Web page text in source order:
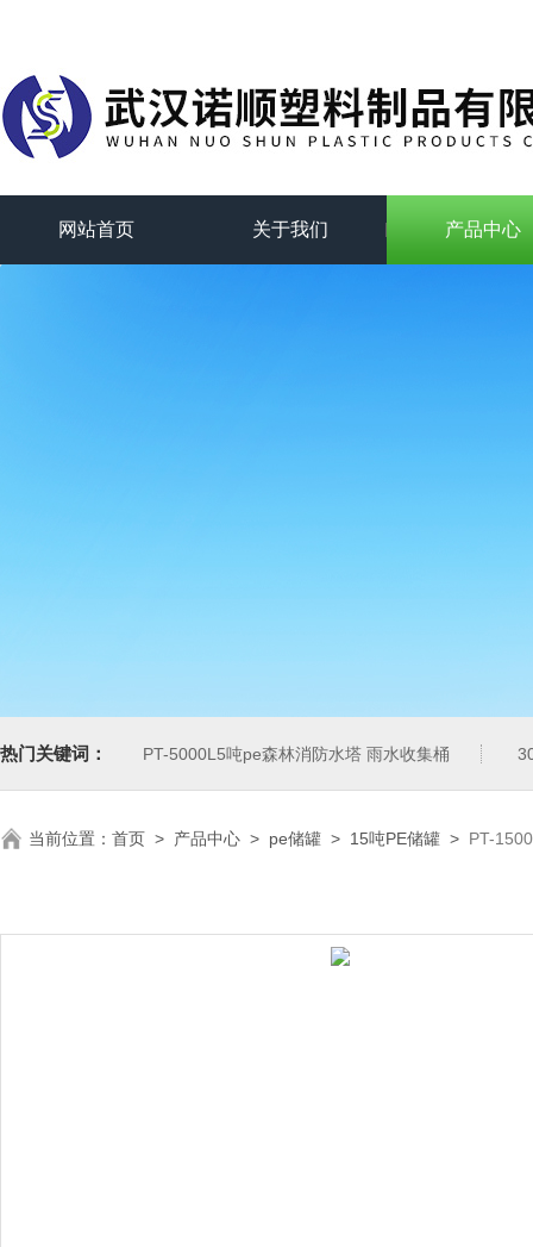
网站首页 关于我们 产品中心
热门关键词： PT-5000L5吨pe森林消防水塔 雨水收集桶
当前位置： 首页 > 产品中心 > pe储罐 > 15吨PE储罐 > PT-